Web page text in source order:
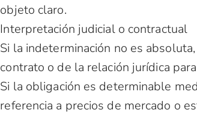
objeto claro.
Interpretación judicial o contractual
Si la indeterminación no es
contrato o de la relación jurídica
Si la obligación es determinable
referencia a precios de mercado o